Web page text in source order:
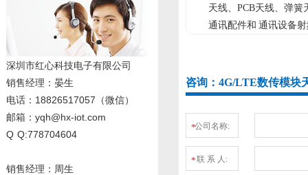
深圳市红心科技电子有限公司
销售经理 ：晏生
电话：18826517057（微信）
邮箱：yqh@hx-iot.com
Q Q:778704604
销售经理：周生
天线、PCB天线、弹
通讯配件和 通讯设备
咨询：4G/LTE数传模块
*公司名称:
*联 系 人: